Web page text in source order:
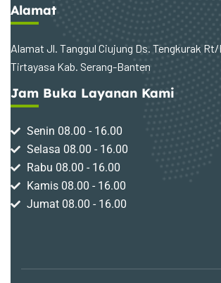
Alamat
Alamat Jl. Tanggul Ciujung Ds. Tengkurak
Tirtayasa Kab. Serang-Banten
Jam Buka Layanan Kami
Senin 08.00 - 16.00
Selasa 08.00 - 16.00
Rabu 08.00 - 16.00
Kamis 08.00 - 16.00
Jumat 08.00 - 16.00